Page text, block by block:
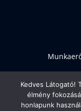
Kedves Látogató!
élmény
honlapunk